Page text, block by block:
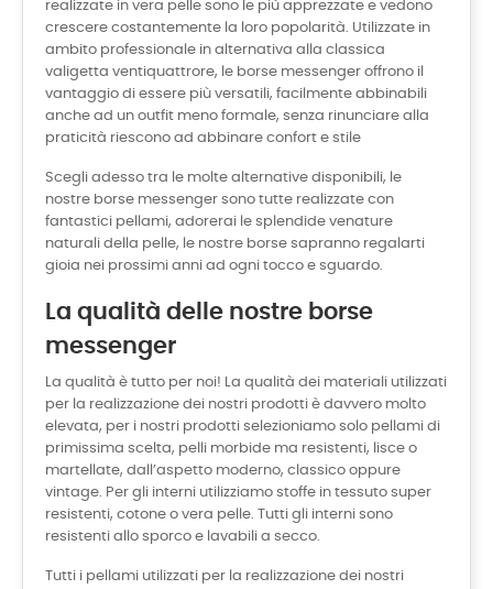
realizzate in vera pelle sono le più apprezzate e vedono
crescere costantemente la loro popolarità. Utilizzate in
ambito professionale in alternativa alla classica
valigetta ventiquattrore, le borse messenger offrono il
vantaggio di essere più versatili, facilmente abbinabili
anche ad un outfit meno formale, senza rinunciare alla
praticità riescono ad abbinare confort e stile
Scegli adesso tra le molte alternative disponibili, le
nostre borse messenger sono tutte realizzate con
fantastici pellami, adorerai le splendide venature
naturali della pelle, le nostre borse sapranno regalarti
gioia nei prossimi anni ad ogni tocco e sguardo.
La qualità delle nostre borse
messenger
La qualità è tutto per noi! La qualità dei materiali utilizzati
per la realizzazione dei nostri prodotti è davvero molto
elevata, per i nostri prodotti selezioniamo solo pellami di
primissima scelta, pelli morbide ma resistenti, lisce o
martellate, dall’aspetto moderno, classico oppure
vintage. Per gli interni utilizziamo stoffe in tessuto super
resistenti, cotone o vera pelle. Tutti gli interni sono
resistenti allo sporco e lavabili a secco.
Tutti i pellami utilizzati per la realizzazione dei nostri